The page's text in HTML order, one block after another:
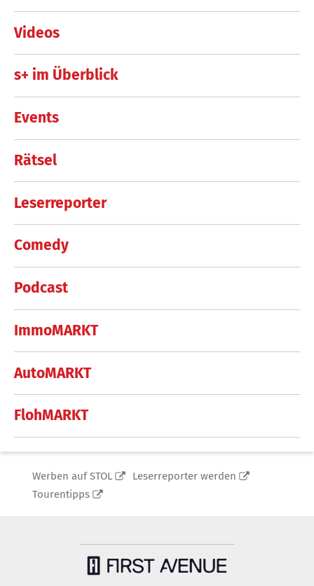
Videos
s+ im Überblick
Events
Rätsel
Leserreporter
Comedy
Podcast
ImmoMARKT
AutoMARKT
FlohMARKT
Werben auf STOL
Leserreporter werden
Tourentipps